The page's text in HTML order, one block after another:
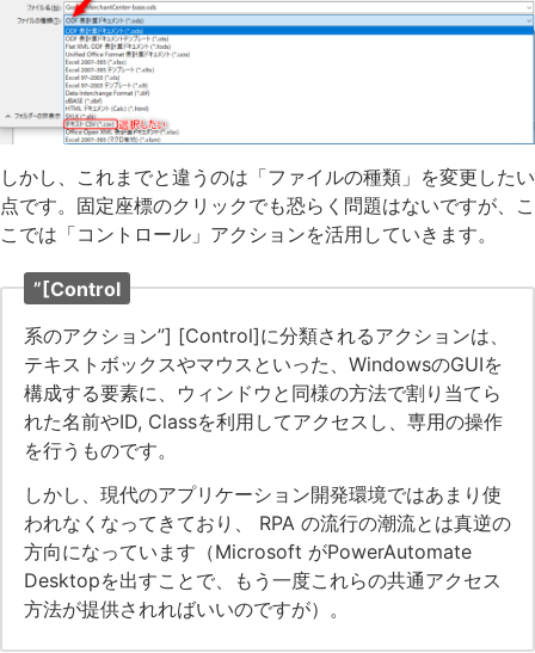
しかし、これまでと違うのは「ファイルの種類」を変更したい
点です。固定座標のクリックでも恐らく問題はないですが、こ
こでは「コントロール」アクションを活用していきます。
”[Control
系のアクション”] [Control]に分類されるアクションは、
テキストボックスやマウスといった、WindowsのGUIを
構成する要素に、ウィンドウと同様の方法で割り当てら
れた名前やID, Classを利用してアクセスし、専用の操作
を行うものです。
しかし、現代のアプリケーション開発環境ではあまり使
われなくなってきており、 RPA の流行の潮流とは真逆の
方向になっています（Microsoft がPowerAutomate
Desktopを出すことで、もう一度これらの共通アクセス
方法が提供されればいいのですが）。